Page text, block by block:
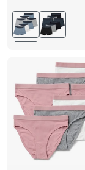
146/152